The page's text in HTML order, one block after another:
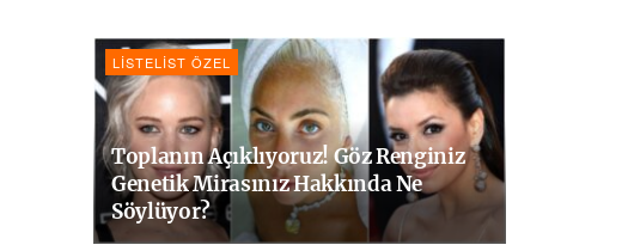
LISTELIST ÖZEL
Toplanın Açıklıyoruz! Göz Renginiz
Genetik Mirasınız Hakkında Ne
Söylüyor?